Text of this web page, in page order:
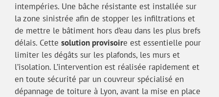
intempéries. Une bâche résistante est installée sur
la zone sinistrée afin de stopper les infiltrations et
de mettre le bâtiment hors d’eau dans les plus brefs
délais. Cette solution provisoire est essentielle pour
limiter les dégâts sur les plafonds, les murs et
l’isolation. L’intervention est réalisée rapidement et
en toute sécurité par un couvreur spécialisé en
dépannage de toiture à Lyon, avant la mise en place